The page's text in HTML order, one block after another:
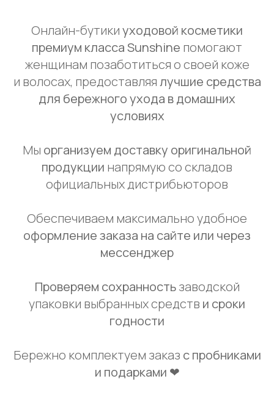
Онлайн-бутикиуходовой косметики
премиум класса Sunshine помогают
женщинам позаботиться о своей коже
и волосах, предоставляялучшие средства
для бережного ухода в домашних
условиях
Мы организуем доставку оригинальной
продукции напрямую со складов
официальных дистрибьюторов
Обеспечиваем максимально удобное
оформление заказа на сайте или через
мессенджер
Проверяем сохранностьзаводской
упаковки выбранных средств и сроки
годности
Бережно комплектуем заказ с пробниками
и подарками ❤